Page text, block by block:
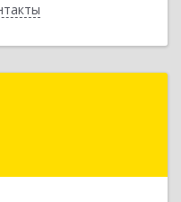
край, Анапский р-н,